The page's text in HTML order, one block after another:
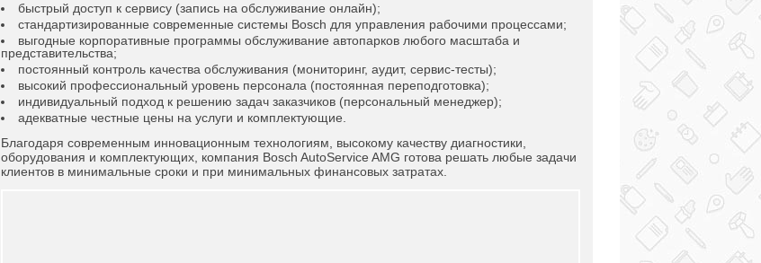
быстрый доступ к сервису (запись на обслуживание онлайн);
стандартизированные современные системы Bosch для управления рабочими процессами;
выгодные корпоративные программы обслуживание автопарков любого масштаба и
представительства;
постоянный контроль качества обслуживания (мониторинг, аудит, сервис-тесты);
высокий профессиональный уровень персонала (постоянная переподготовка);
индивидуальный подход к решению задач заказчиков (персональный менеджер);
адекватные честные цены на услуги и комплектующие.
Благодаря современным инновационным технологиям, высокому качеству диагностики,
оборудования и комплектующих, компания Bosch AutoService AMG готова решать любые задачи
клиентов в минимальные сроки и при минимальных финансовых затратах.